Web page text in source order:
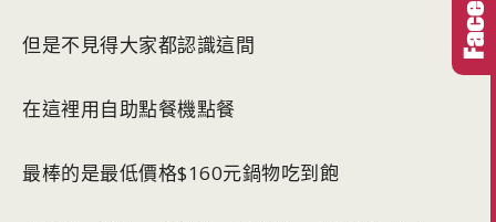
但是不見得大家都認識這間
在這裡用自助點餐機點餐
最棒的是最低價格$160元鍋物吃到飽